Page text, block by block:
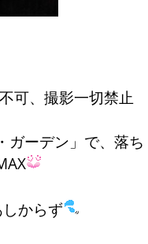
可、撮影一切禁止
ガーデン」で、落ち
からず